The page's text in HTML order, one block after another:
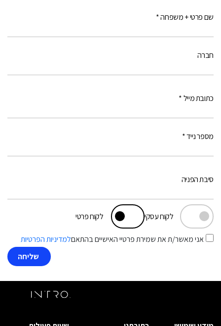
שם פרטי + משפחה *
חברה
כתובת מייל *
מספר נייד *
לקוח עסקי לקוח פרטי
סיבת הפניה
אני מאשר/ת את שמירת פרטיי האישיים בהתאםלמדיניות הפרטיות